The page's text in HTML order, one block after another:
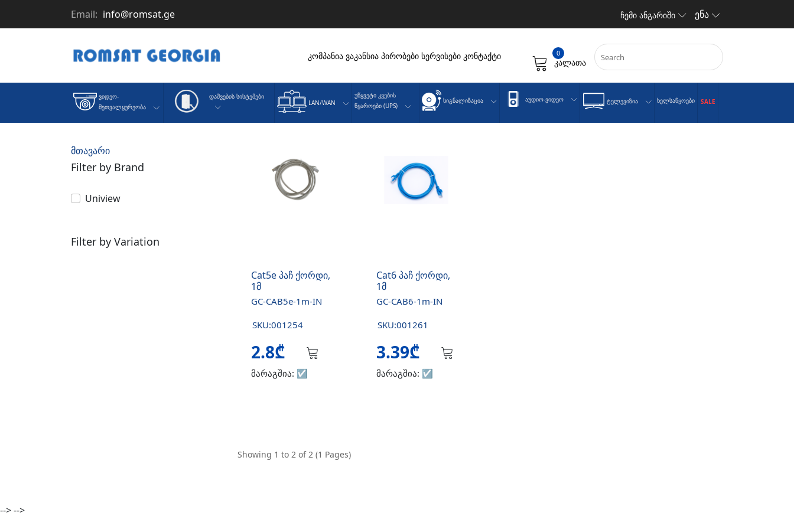
Email: info@romsat.ge ჩემი ანგარიში ენა
კომპანია ვაკანსია პირობები სერვისები კონტაქტი 0
კალათა
Ვიდეო-
Მეთვალყურეობა
Დაშვების Სისტემები
LAN/WAN
Უწყვეტი Კვების
Წყაროები (UPS)
Სიგნალიზაცია Აუდიო-Ვიდეო Ტელევიზია Ხელსაწყოები SALE
მთავარი
Filter by Brand
Uniview
Filter by Variation
Cat5e პაჩ ქორდი,
1მ
GC-CAB5e-1m-IN
SKU:001254
2.8₾
მარაგშია: ☑️
Cat6 პაჩ ქორდი,
1მ
GC-CAB6-1m-IN
SKU:001261
3.39₾
მარაგშია: ☑️
Showing 1 to 2 of 2 (1 Pages)
-->-->